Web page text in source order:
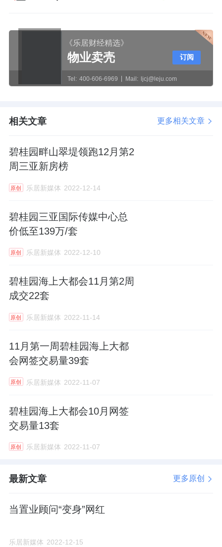
《乐居财经精选》
物业卖壳
Tel: 400-606-6969 Mail: ljcj@leju.com
订阅
相关文章 更多相关文章
碧桂园畔山翠堤领跑12月第2
周三亚新房榜
原创 乐居新媒体 2022-12-14
碧桂园三亚国际传媒中心总
价低至139万/套
原创 乐居新媒体 2022-12-10
碧桂园海上大都会11月第2周
成交22套
原创 乐居新媒体 2022-11-14
11月第一周碧桂园海上大都
会网签交易量39套
原创 乐居新媒体 2022-11-07
碧桂园海上大都会10月网签
交易量13套
原创 乐居新媒体 2022-11-07
最新文章 更多原创
当置业顾问“变身”网红
乐居新媒体 2022-12-15